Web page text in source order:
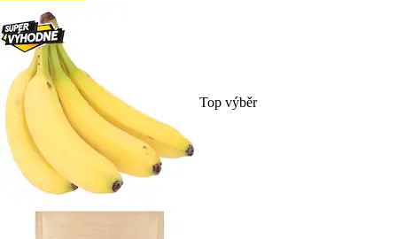
Top výběr